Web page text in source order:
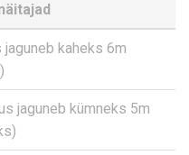
kaheks 6m
jaguneb kümneks 5m